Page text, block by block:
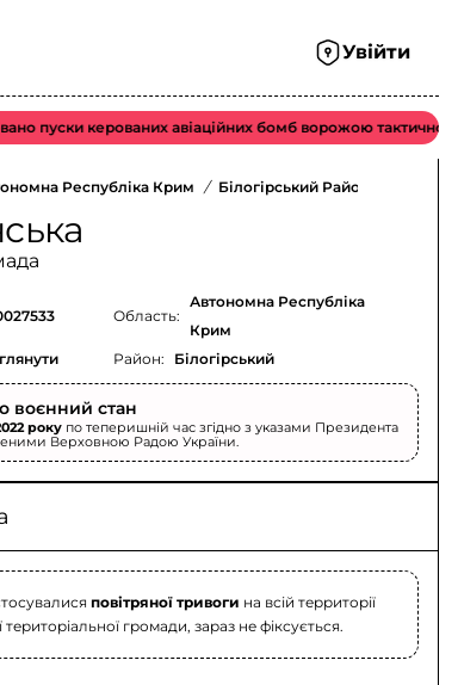
Увійти
керованих авіаційних бомб ворожою тактичною
Республіка Крим / Білогірський Район
Область:
Автономна Республіка
Крим
Район:
Білогірський
воєнний стан
року по теперишній час згідно з указами Президента
Верховною Радою України.
повітряної тривоги на всій территорії
громади, зараз не фіксується.